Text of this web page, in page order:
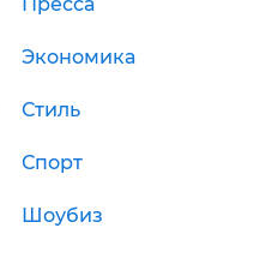
Экономика
Стиль
Спорт
Шоубиз